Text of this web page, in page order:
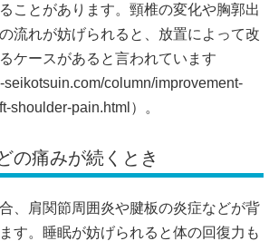
ことがあります。頸椎の変化や胸郭出
流れが妨げられると、放置によって改
ケースがあると言われています
seikotsuin.com/column/improvement-
shoulder-pain.html）。
の痛みが続くとき
、肩関節周囲炎や腱板の炎症などが背
す。睡眠が妨げられると体の回復力も